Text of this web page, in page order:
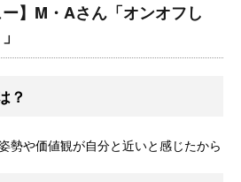
ー】M・Aさん「オンオフし
？
勢や価値観が自分と近いと感じたから